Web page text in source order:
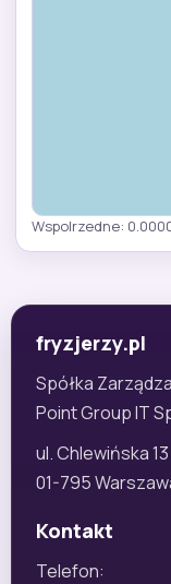
Wspolrzedne:
fryzjerzy.pl
Spółka
Point Group IT
ul. Chlewińska 13
01-795
Kontakt
Telefon: